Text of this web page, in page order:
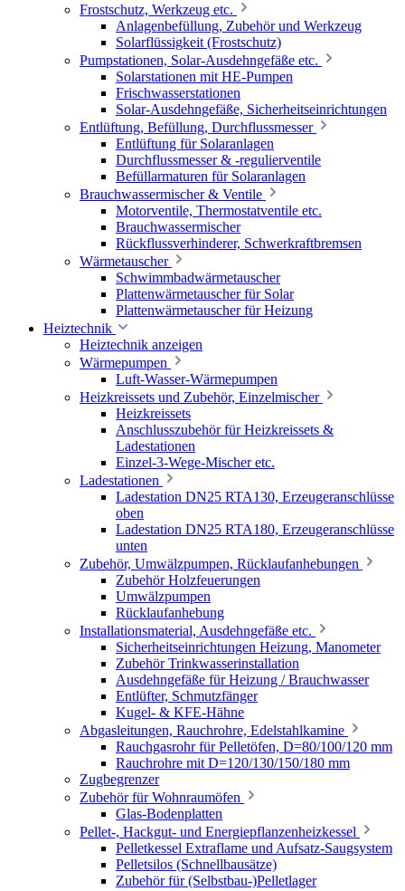
Frostschutz, Werkzeug etc.
Anlagenbefüllung, Zubehör und Werkzeug
Solarflüssigkeit (Frostschutz)
Pumpstationen, Solar-Ausdehngefäße etc.
Solarstationen mit HE-Pumpen
Frischwasserstationen
Solar-Ausdehngefäße, Sicherheitseinrichtungen
Entlüftung, Befüllung, Durchflussmesser
Entlüftung für Solaranlagen
Durchflussmesser & -regulierventile
Befüllarmaturen für Solaranlagen
Brauchwassermischer & Ventile
Motorventile, Thermostatventile etc.
Brauchwassermischer
Rückflussverhinderer, Schwerkraftbremsen
Wärmetauscher
Schwimmbadwärmetauscher
Plattenwärmetauscher für Solar
Plattenwärmetauscher für Heizung
Heiztechnik
Heiztechnik anzeigen
Wärmepumpen
Luft-Wasser-Wärmepumpen
Heizkreissets und Zubehör, Einzelmischer
Heizkreissets
Anschlusszubehör für Heizkreissets &
Ladestationen
Einzel-3-Wege-Mischer etc.
Ladestationen
Ladestation DN25 RTA130, Erzeugeranschlüsse
oben
Ladestation DN25 RTA180, Erzeugeranschlüsse
unten
Zubehör, Umwälzpumpen, Rücklaufanhebungen
Zubehör Holzfeuerungen
Umwälzpumpen
Rücklaufanhebung
Installationsmaterial, Ausdehngefäße etc.
Sicherheitseinrichtungen Heizung, Manometer
Zubehör Trinkwasserinstallation
Ausdehngefäße für Heizung / Brauchwasser
Entlüfter, Schmutzfänger
Kugel- & KFE-Hähne
Abgasleitungen, Rauchrohre, Edelstahlkamine
Rauchgasrohr für Pelletöfen, D=80/100/120 mm
Rauchrohre mit D=120/130/150/180 mm
Zugbegrenzer
Zubehör für Wohnraumöfen
Glas-Bodenplatten
Pellet-, Hackgut- und Energiepflanzenheizkessel
Pelletkessel Extraflame und Aufsatz-Saugsystem
Pelletsilos (Schnellbausätze)
Zubehör für (Selbstbau-)Pelletlager